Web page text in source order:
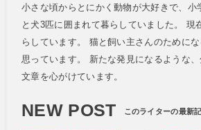
小さな頃からとにかく動物が大好きで、小
と犬3匹に囲まれて暮らしていました。 現
らしています。 猫と飼い主さんのために
思っています。 新たな発見になるような
文章を心がけています。
NEW POST